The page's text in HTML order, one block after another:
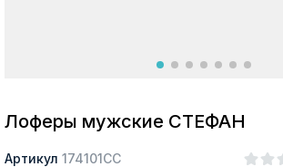
Лоферы мужские СТЕФАН
Артикул 174101СС